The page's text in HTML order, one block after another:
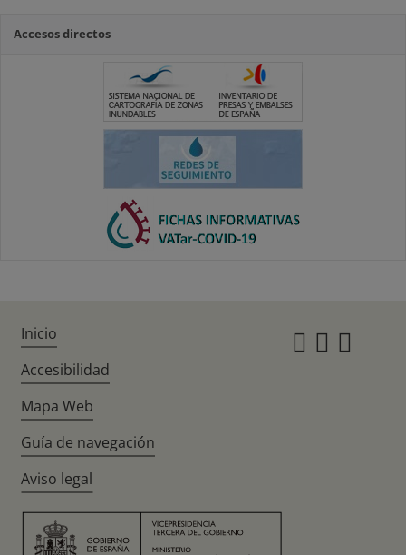
Accesos directos
Inicio
Accesibilidad
Mapa Web
Guía de navegación
Aviso legal